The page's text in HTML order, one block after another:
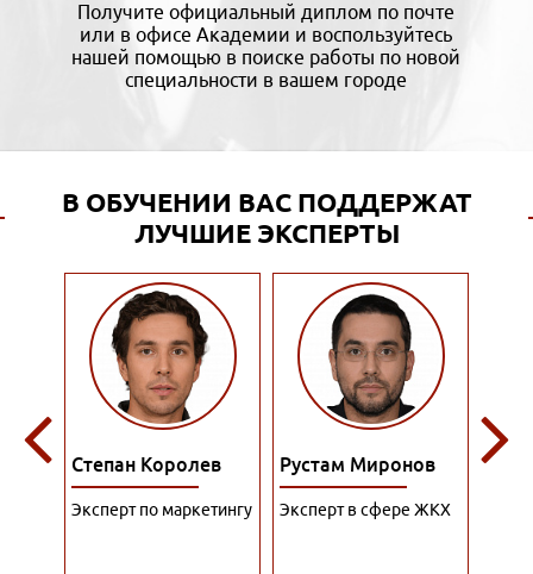
Получите официальный диплом по почте
или в офисе Академии и воспользуйтесь
нашей помощью в поиске работы по новой
специальности в вашем городе
В ОБУЧЕНИИ ВАС ПОДДЕРЖАТ
ЛУЧШИЕ ЭКСПЕРТЫ
Рустам Миронов
Эксперт в сфере ЖКХ
Роман Филатов
Специалист по